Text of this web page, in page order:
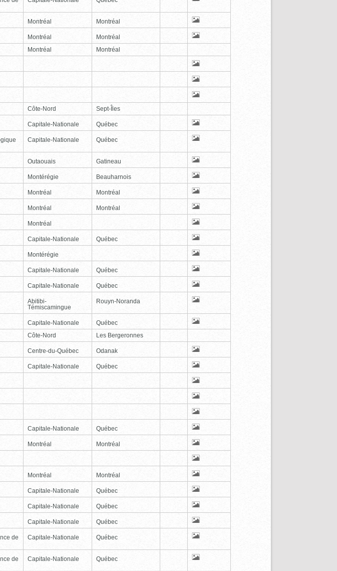
Montréal Montréal
Montréal
Montréal
Montréal Montréal
Côte-Nord Sept-Îles
Capitale-Nationale Québec
Capitale-Nationale Québec
Outaouais Gatineau
Montérégie Beauharnois
Montréal Montréal
Montréal Montréal
Montréal
Capitale-Nationale Québec
Montérégie
Capitale-Nationale Québec
Capitale-Nationale Québec
Abitibi-
Témiscamingue
Rouyn-Noranda
Capitale-Nationale
Québec
Côte-Nord Les Bergeronnes
Centre-du-Québec Odanak
Capitale-Nationale Québec
Capitale-Nationale Québec
Montréal Montréal
Montréal Montréal
Capitale-Nationale Québec
Capitale-Nationale Québec
Capitale-Nationale Québec
de
Capitale-Nationale Québec
de
Capitale-Nationale Québec